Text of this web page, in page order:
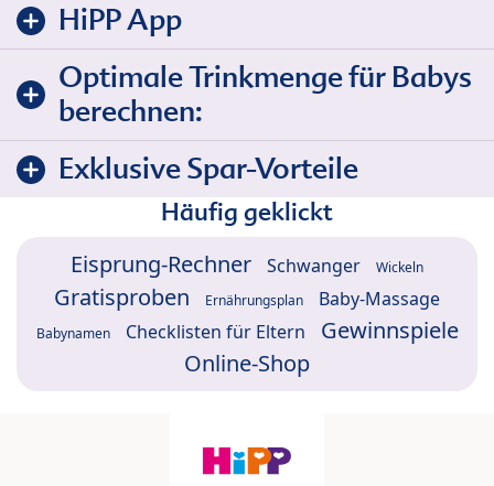
HiPP App
Optimale Trinkmenge für Babys
berechnen:
Exklusive Spar-Vorteile
Häufig geklickt
Eisprung-Rechner Schwanger Wickeln
Gratisproben Ernährungsplan Baby-Massage
Babynamen Checklisten für Eltern
Gewinnspiele
Online-Shop